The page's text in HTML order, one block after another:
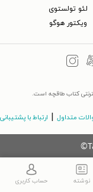
لئو تولستوی
ویکتور هوگو
کتاب طاقچه است.
متداول ارتباط با پشتیبانی
نوشته حساب کاربری